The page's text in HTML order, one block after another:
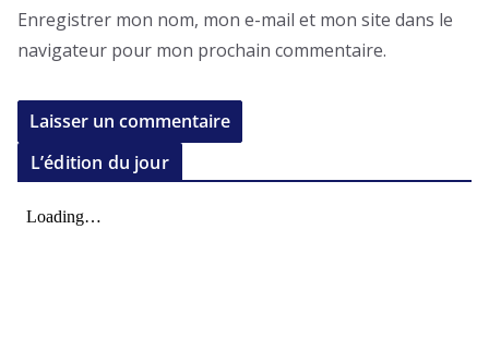
Enregistrer mon nom, mon e-mail et mon site dans le
navigateur pour mon prochain commentaire.
L’édition du jour